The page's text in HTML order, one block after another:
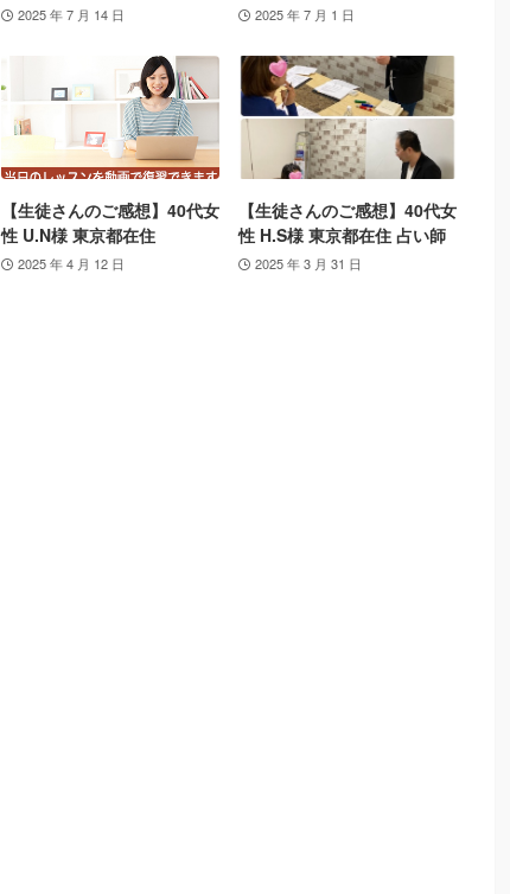
2025 年 7 月 14 日 2025 年 7 月 1 日
【生徒さんのご感想】40代女
性 U.N様 東京都在住
2025 年 4 月 12 日
【生徒さんのご感想】40代女
性 H.S様 東京都在住 占い師
2025 年 3 月 31 日